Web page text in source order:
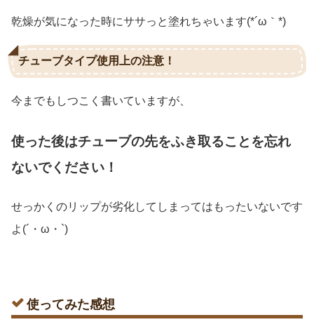
乾燥が気になった時にササっと塗れちゃいます(*´ω｀*)
チューブタイプ使用上の注意！
今までもしつこく書いていますが、
使った後はチューブの先をふき取ることを忘れ
ないでください！
せっかくのリップが劣化してしまってはもったいないです
よ(´・ω・`)
使ってみた感想